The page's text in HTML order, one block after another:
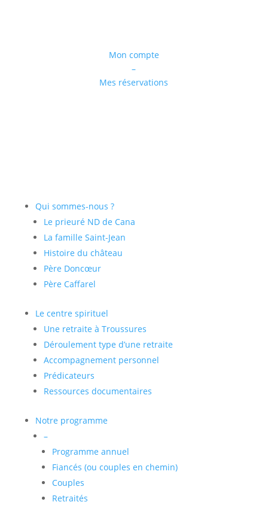
Mon compte
–
Mes réservations
Qui sommes-nous ?
Le prieuré ND de Cana
La famille Saint-Jean
Histoire du château
Père Doncœur
Père Caffarel
Le centre spirituel
Une retraite à Troussures
Déroulement type d’une retraite
Accompagnement personnel
Prédicateurs
Ressources documentaires
Notre programme
–
Programme annuel
Fiancés (ou couples en chemin)
Couples
Retraités